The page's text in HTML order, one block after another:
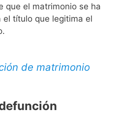
que el matrimonio se ha
título que legitima el
de matrimonio